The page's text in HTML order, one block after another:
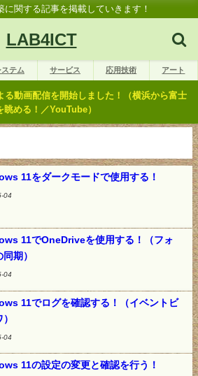
に関する記事を掲載していきます！
LAB4ICT
ステム サービス 応用技術 アート
る動画配信を開始しました！（横浜から富士
眺める！／YouTube）
11をダークモードで使用する！
04
11でOneDriveを使用する！（フォ
期）
04
11でログを確認する！（イベントビ
04
11の設定の変更と確認を行う！